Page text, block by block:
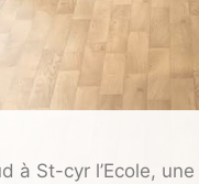
à St-cyr l’Ecole,